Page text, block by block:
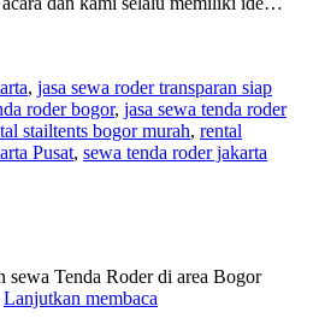
, jasa sewa roder transparan siap
roder bogor, jasa sewa tenda roder
stailtents bogor murah, rental
Pusat, sewa tenda roder jakarta
Tenda Roder di area Bogor
Lanjutkan membaca